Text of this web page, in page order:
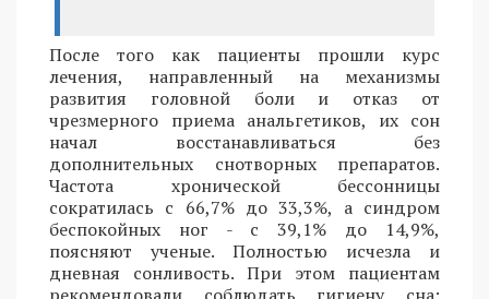
После того как пациенты прошли курс
лечения, направленный на механизмы
развития головной боли и отказ от
чрезмерного приема анальгетиков, их сон
начал восстанавливаться без
дополнительных снотворных препаратов.
Частота хронической бессонницы
сократилась с 66,7% до 33,3%, а синдром
беспокойных ног - с 39,1% до 14,9%,
поясняют ученые. Полностью исчезла и
дневная сонливость. При этом пациентам
рекомендовали соблюдать гигиену сна: